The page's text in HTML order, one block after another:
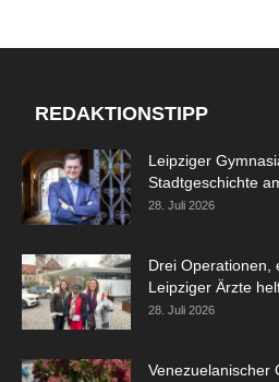
REDAKTIONSTIPP
Leipziger
Stadtgeschichte
28. Juli 2026
Drei Operationen,
Leipziger Ärzte
28. Juli 2026
Venezuelanischer